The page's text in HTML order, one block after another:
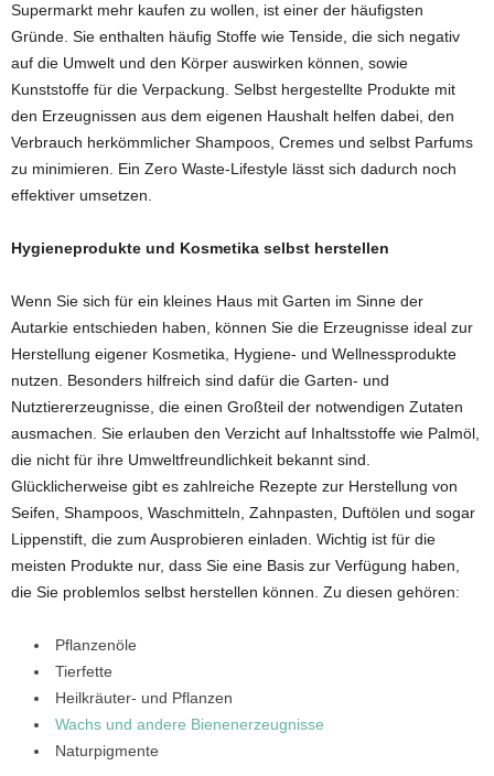
Supermarkt mehr kaufen zu wollen, ist einer der häufigsten
Gründe. Sie enthalten häufig Stoffe wie Tenside, die sich negativ
auf die Umwelt und den Körper auswirken können, sowie
Kunststoffe für die Verpackung. Selbst hergestellte Produkte mit
den Erzeugnissen aus dem eigenen Haushalt helfen dabei, den
Verbrauch herkömmlicher Shampoos, Cremes und selbst Parfums
zu minimieren. Ein Zero Waste-Lifestyle lässt sich dadurch noch
effektiver umsetzen.
Hygieneprodukte und Kosmetika selbst herstellen
Wenn Sie sich für ein kleines Haus mit Garten im Sinne der
Autarkie entschieden haben, können Sie die Erzeugnisse ideal zur
Herstellung eigener Kosmetika, Hygiene- und Wellnessprodukte
nutzen. Besonders hilfreich sind dafür die Garten- und
Nutztiererzeugnisse, die einen Großteil der notwendigen Zutaten
ausmachen. Sie erlauben den Verzicht auf Inhaltsstoffe wie Palmöl,
die nicht für ihre Umweltfreundlichkeit bekannt sind.
Glücklicherweise gibt es zahlreiche Rezepte zur Herstellung von
Seifen, Shampoos, Waschmitteln, Zahnpasten, Duftölen und sogar
Lippenstift, die zum Ausprobieren einladen. Wichtig ist für die
meisten Produkte nur, dass Sie eine Basis zur Verfügung haben,
die Sie problemlos selbst herstellen können. Zu diesen gehören:
Pflanzenöle
Tierfette
Heilkräuter- und Pflanzen
Wachs und andere Bienenerzeugnisse
Naturpigmente